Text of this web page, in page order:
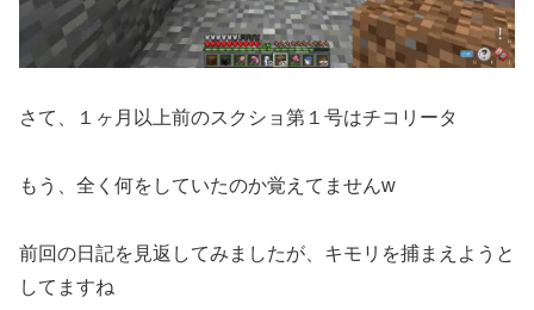
さて、１ヶ月以上前のスクショ第１号はチコリータ
もう、全く何をしていたのか覚えてませんw
前回の日記を見返してみましたが、キモリを捕まえようと
してますね